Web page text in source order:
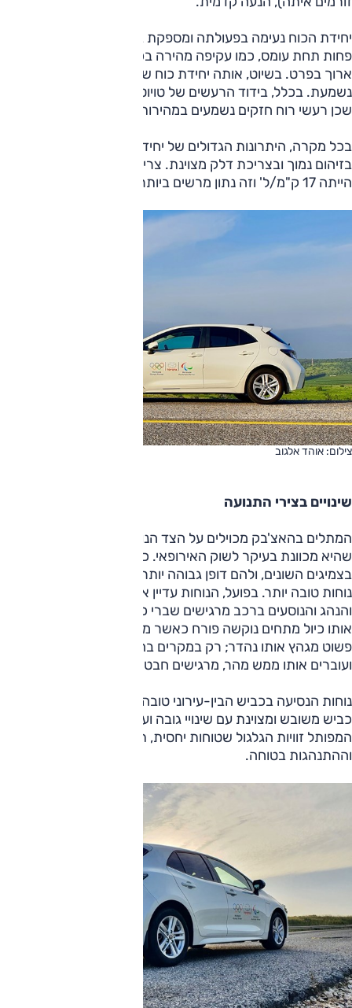
יחידת הכוח נעימה בפעולתה ומספקת ברוב מתארי הנהיגה –
פחות תחת עומס, כמו עקיפה מהירה בכביש הררי בכלל, של רכב
ארוך בפרט. בשיוט, אותה יחידת כוח שקטה, אך בתאוצה היא
נשמעת. בכלל, בידוד הרעשים של טויוטה האצ'בק לא מתעלה
שכן רעשי רוח חזקים נשמעים במהירות בין-עירונית חוקית.
בכל מקרה, היתרונות הגדולים של יחידת הכוח הזאת מתבטאים
בזיהום נמוך ובצריכת דלק מצוינת. צריכת הדלק במבחן הזה
הייתה 17 ק"מ/ל' וזה נתון מרשים ביותר.
צילום: אוהד אלגוב
שינויים בצירי התנועה
המתלים בהאצ'בק מכוילים על הצד הנוקשה, וזה מתבקש מכיוון
שהיא מכוונת בעיקר לשוק האירופאי. כאמור, סיבת המבחן היא
בצמיגים השונים, ולהם דופן גבוהה יותר, מה שאמור להבטיח
נוחות טובה יותר. בפועל, הנוחות עדיין אינה נשכרת משינוי זה,
והנהג והנוסעים ברכב מרגישים שברי כביש קטנים או תיקונים.
אותו כיול מתחים נוקשה פורח כאשר מגיעים לפס האטה, ואז הוא
פשוט מגהץ אותו נהדר; רק במקרים בהם באמת מגזימים
ועוברים אותו ממש מהר, מרגישים חבטה קלה מהסרן האחורי.
נוחות הנסיעה בכביש הבין-עירוני טובה יותר, והיא סבירה על
כביש משובש ומצוינת עם שינויי גובה ועל גלי כביש. בכביש
המפותל זוויות הגלגול שטוחות יחסית, תודות לאותו כיול מתלים
וההתנהגות בטוחה.